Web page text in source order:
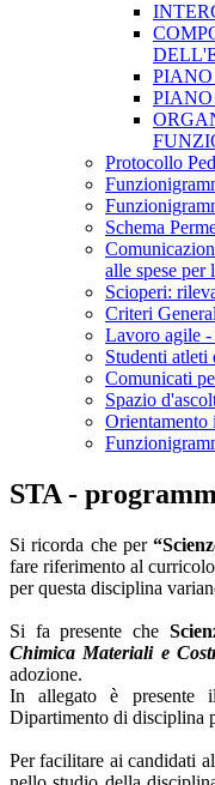
Protocollo
Schema
alle spese per
Scioperi:
Criteri
Lavoro agile
Studenti
Comunicati
Spazio
Orientamento
STA -
Si ricorda che per
fare riferimento al
per questa disciplina
Si fa presente che
Chimica Materiali e
adozione.
In allegato è presente
Dipartimento di disciplina
Per facilitare ai candidati